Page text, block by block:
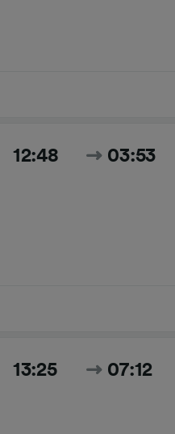
12:48 03:53
13:25 07:12